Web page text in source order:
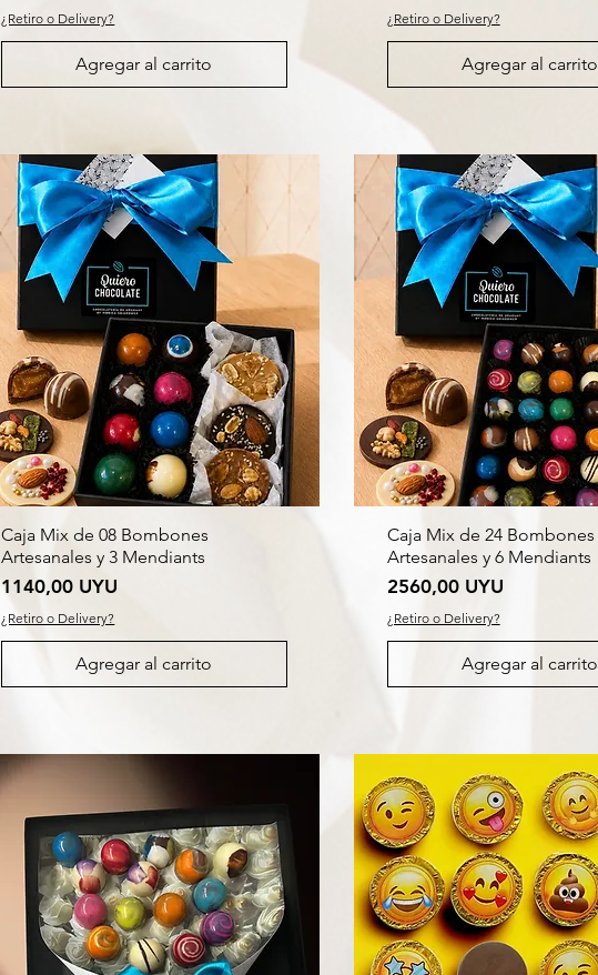
¿Retiro o Delivery?
Agregar al carrito
¿Retiro o Delivery?
Agregar al carrito
Caja Mix de 08 Bombones
Artesanales y 3 Mendiants
Precio
1140,00 UYU
¿Retiro o Delivery?
Agregar al carrito
Caja Mix de 24 Bombones
Artesanales y 6 Mendiants
Precio
2560,00 UYU
¿Retiro o Delivery?
Agregar al carrito